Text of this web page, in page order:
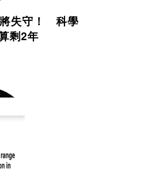
失守！ 科學
剩2年